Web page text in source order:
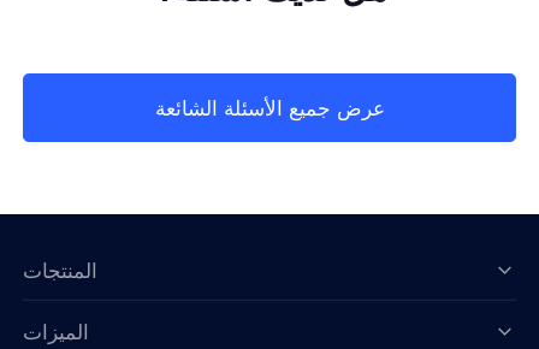
عرض جميع الأسئلة الشائعة
المنتجات
الميزات